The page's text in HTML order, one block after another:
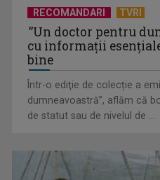
TELEȘCOALA: limba
RECOMANDARI TVRI
”Un doctor pentru
cu informații
bine
Într-o ediţie de colecție a
dumneavoastră”, aflăm că
de statut sau de nivelul de ...